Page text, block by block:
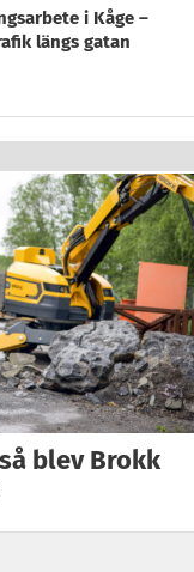
i Kåge –
längs gatan
blev Brokk